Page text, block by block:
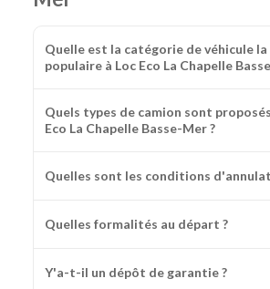
Quelle est la catégorie de véhicule la
populaire à Loc Eco La Chapelle
Quels types de camion sont
Eco La Chapelle Basse-Mer ?
Quelles sont les conditions
Quelles formalités au départ ?
Y'a-t-il un dépôt de garantie ?